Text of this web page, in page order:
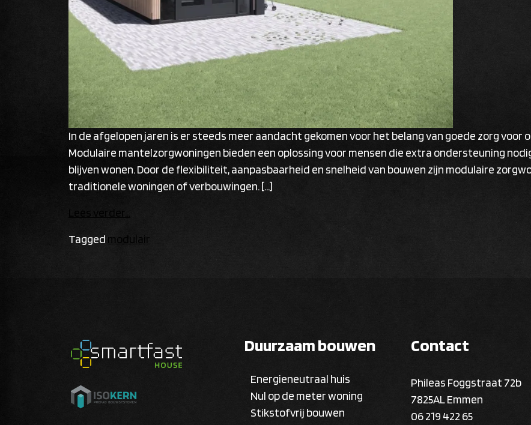
In de afgelopen jaren is er steeds meer aandacht gekomen voor het belang van goede zorg voor
Modulaire mantelzorgwoningen bieden een oplossing voor mensen die extra ondersteuning
blijven wonen. Door de flexibiliteit, aanpasbaarheid en snelheid van bouwen zijn modulaire
traditionele woningen of verbouwingen. […]
Lees verder…
Tagged modulair
Duurzaam bouwen
Energieneutraal huis
Nul op de meter woning
Stikstofvrij bouwen
Contact
Phileas Foggstraat 72b
7825AL Emmen
06 219 422 65